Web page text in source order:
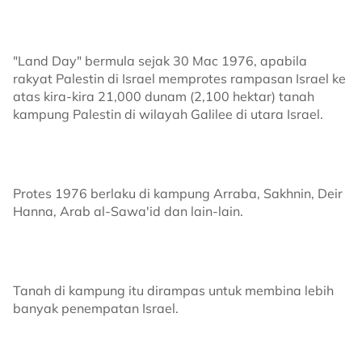
"Land Day" bermula sejak 30 Mac 1976, apabila
rakyat Palestin di Israel memprotes rampasan Israel ke
atas kira-kira 21,000 dunam (2,100 hektar) tanah
kampung Palestin di wilayah Galilee di utara Israel.
Protes 1976 berlaku di kampung Arraba, Sakhnin, Deir
Hanna, Arab al-Sawa'id dan lain-lain.
Tanah di kampung itu dirampas untuk membina lebih
banyak penempatan Israel.